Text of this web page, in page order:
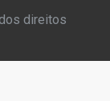
direitos